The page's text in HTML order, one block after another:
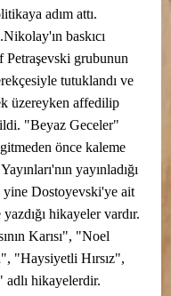
adım attı.
grubunun
tutuklandı ve
üzereyken affedilip
"Beyaz Geceler"
önce kaleme
yayınladığı
yine Dostoyevski'ye ait
hikayeler vardır.
Karısı", "Noel
"Haysiyetli Hırsız",
hikayelerdir.